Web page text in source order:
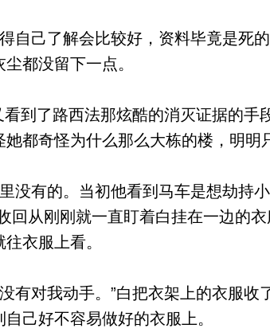
自己了解会比较好，资料毕竟是死
都没留下一点。
到了路西法那炫酷的消灭证据的手
都奇怪为什么那么大栋的楼，明明
没有的。当初他看到马车是想劫持
回从刚刚就一直盯着白挂在一边的
衣服上看。
有对我动手。”白把衣架上的衣服收
己好不容易做好的衣服上。